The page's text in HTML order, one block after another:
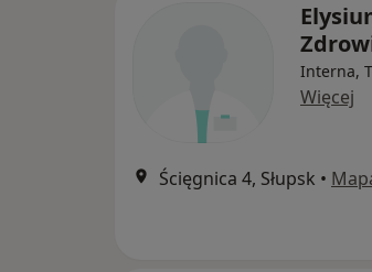
Interna,
Więcej
Ścięgnica 4, Słupsk •